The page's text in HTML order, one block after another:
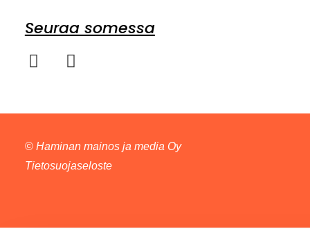
Seuraa somessa
© Haminan mainos ja media Oy
Tietosuojaseloste